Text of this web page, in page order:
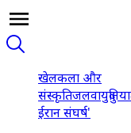
खेलकला और
संस्कृतिजलवायुदुनिया
ईरान संघर्ष'